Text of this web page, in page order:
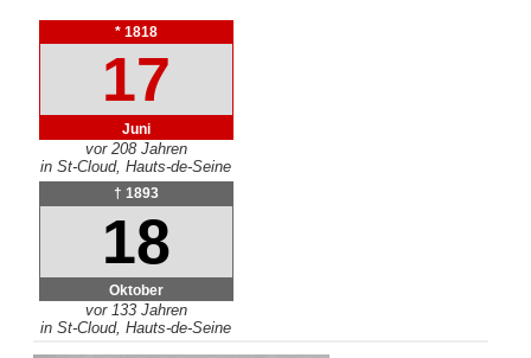
* 1818
17
Juni
vor 208 Jahren
in St-Cloud, Hauts-de-Seine
† 1893
18
Oktober
vor 133 Jahren
in St-Cloud, Hauts-de-Seine